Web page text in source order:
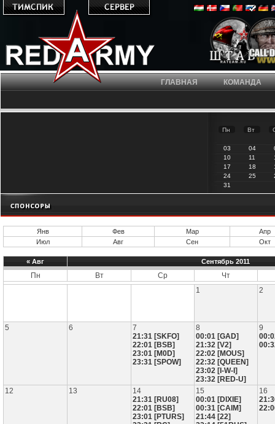
ГЛАВНАЯ КОМАНДА
Пн Вт
03 04
10
11
17
18
24
25
31
Янв Фев Мар
Апр
Июл
Авг Сен Окт
« Авг Сентябрь 2011
Пн Вт Ср
Чт
1
2
5 6
7
21:31 [SKFO]
22:01 [BSB]
23:01 [M0D]
23:31 [SPOW]
8
00:01 [GAD]
21:32 [V2]
22:02 [MOUS]
22:32 [QUEEN]
23:02 [I-W-I]
23:32 [RED-U]
9
12 13
14
21:31 [RU08]
22:01 [BSB]
23:01 [PTURS]
15
00:01 [DIXIE]
00:31 [CAIM]
21:44 [22]
16